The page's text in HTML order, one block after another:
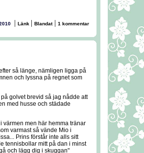
| Länk | Blandat| 1 kommentar
så länge, nämligen ligga på
och lyssna på regnet som
golvet brevid så jag nådde att
med husse och städade
värmen men här hemma tränar
varmast så vände Mio i
Prins förstår inte alls sitt
tennisbollar mitt på dan i minst
och lägg dig i skuggan"